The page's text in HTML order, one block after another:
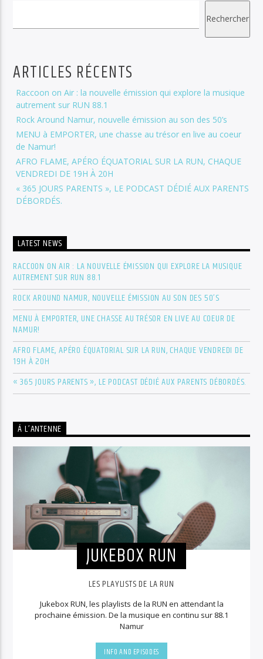
Rechercher
ARTICLES RÉCENTS
Raccoon on Air : la nouvelle émission qui explore la musique
autrement sur RUN 88.1
Rock Around Namur, nouvelle émission au son des 50’s
MENU à EMPORTER, une chasse au trésor en live au coeur
de Namur!
AFRO FLAME, APÉRO ÉQUATORIAL SUR LA RUN, CHAQUE
VENDREDI DE 19H À 20H
« 365 JOURS PARENTS », LE PODCAST DÉDIÉ AUX PARENTS
DÉBORDÉS.
LATEST NEWS
RACCOON ON AIR : LA NOUVELLE ÉMISSION QUI EXPLORE LA MUSIQUE
AUTREMENT SUR RUN 88.1
ROCK AROUND NAMUR, NOUVELLE ÉMISSION AU SON DES 50’S
MENU À EMPORTER, UNE CHASSE AU TRÉSOR EN LIVE AU COEUR DE
NAMUR!
AFRO FLAME, APÉRO ÉQUATORIAL SUR LA RUN, CHAQUE VENDREDI DE
19H À 20H
« 365 JOURS PARENTS », LE PODCAST DÉDIÉ AUX PARENTS DÉBORDÉS.
Á L’ANTENNE
JUKEBOX RUN
LES PLAYLISTS DE LA RUN
Jukebox RUN, les playlists de la RUN en attendant la
prochaine émission. De la musique en continu sur 88.1
Namur
INFO AND EPISODES